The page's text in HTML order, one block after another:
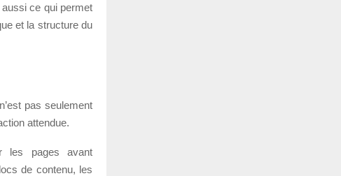
ce qui permet
et la structure du
pas seulement
attendue.
les pages avant
de contenu, les